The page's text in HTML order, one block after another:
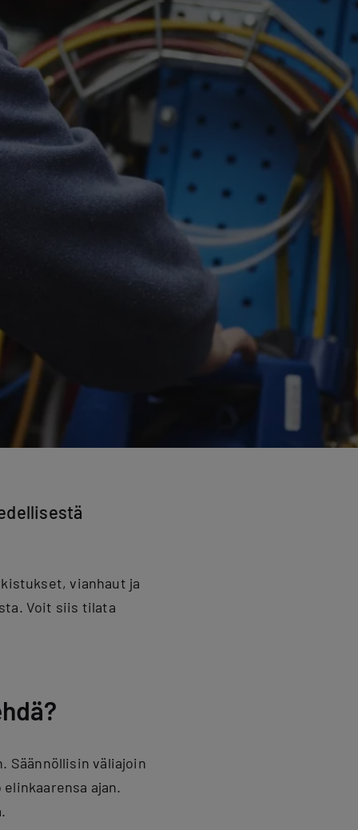
vianhaut ja
Voit siis tilata
Säännöllisin väliajoin
ajan.